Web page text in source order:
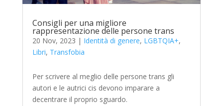
Consigli per una migliore
rappresentazione delle persone trans
20 Nov, 2023 | Identità di genere, LGBTQIA+,
Libri, Transfobia
Per scrivere al meglio delle persone trans gli
autori e le autrici cis devono imparare a
decentrare il proprio sguardo.